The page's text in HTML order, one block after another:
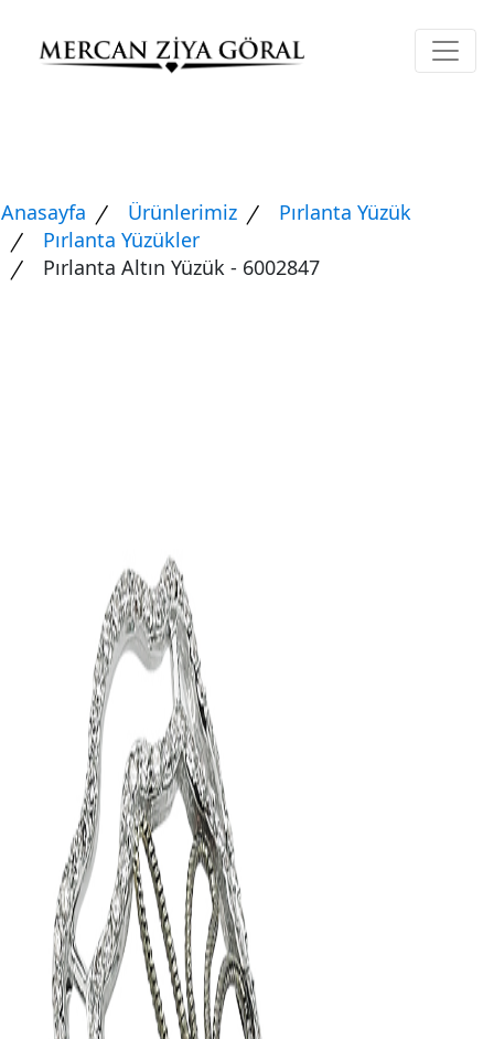
Anasayfa Ürünlerimiz
Pırlanta Yüzük
Pırlanta Yüzükler
Pırlanta Altın Yüzük - 6002847